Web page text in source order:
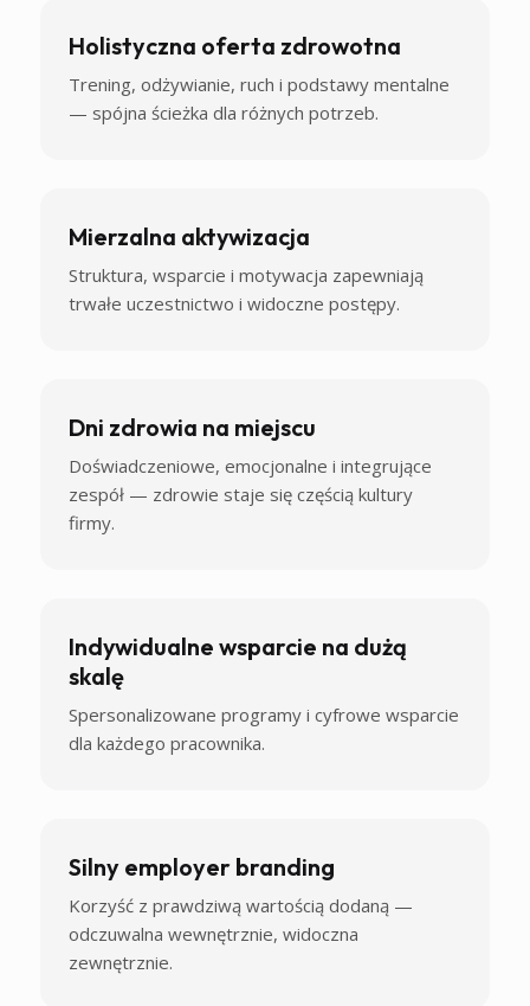
Holistyczna oferta zdrowotna
Trening, odżywianie, ruch i podstawy mentalne
— spójna ścieżka dla różnych potrzeb.
Mierzalna aktywizacja
Struktura, wsparcie i motywacja zapewniają
trwałe uczestnictwo i widoczne postępy.
Dni zdrowia na miejscu
Doświadczeniowe, emocjonalne i integrujące
zespół — zdrowie staje się częścią kultury
firmy.
Indywidualne wsparcie na dużą
skalę
Spersonalizowane programy i cyfrowe wsparcie
dla każdego pracownika.
Silny employer branding
Korzyść z prawdziwą wartością dodaną —
odczuwalna wewnętrznie, widoczna
zewnętrznie.